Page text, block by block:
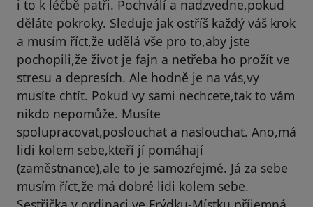
i to k léčbě patři. Pochválí a nadzvedne,pokud
děláte pokroky. Sleduje jak ostříš každý váš krok
a musím říct,že udělá vše pro to,aby jste
pochopili,že život je fajn a netřeba ho prožít ve
stresu a depresích. Ale hodně je na vás,vy
musíte chtít. Pokud vy sami nechcete,tak to vám
nikdo nepomůže. Musíte
spolupracovat,poslouchat a naslouchat. Ano,má
lidi kolem sebe,kteří jí pomáhají
(zaměstnance),ale to je samozŕejmé. Já za sebe
musím říct,že má dobré lidi kolem sebe.